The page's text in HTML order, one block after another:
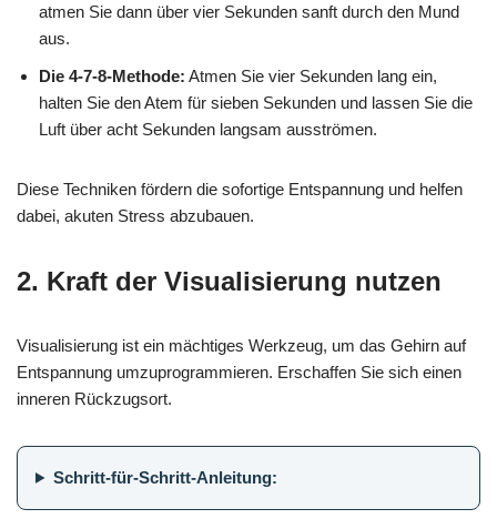
atmen Sie dann über vier Sekunden sanft durch den Mund
aus.
Die 4-7-8-Methode: Atmen Sie vier Sekunden lang ein,
halten Sie den Atem für sieben Sekunden und lassen Sie die
Luft über acht Sekunden langsam ausströmen.
Diese Techniken fördern die sofortige Entspannung und helfen
dabei, akuten Stress abzubauen.
2. Kraft der Visualisierung nutzen
Visualisierung ist ein mächtiges Werkzeug, um das Gehirn auf
Entspannung umzuprogrammieren. Erschaffen Sie sich einen
inneren Rückzugsort.
Schritt-für-Schritt-Anleitung: